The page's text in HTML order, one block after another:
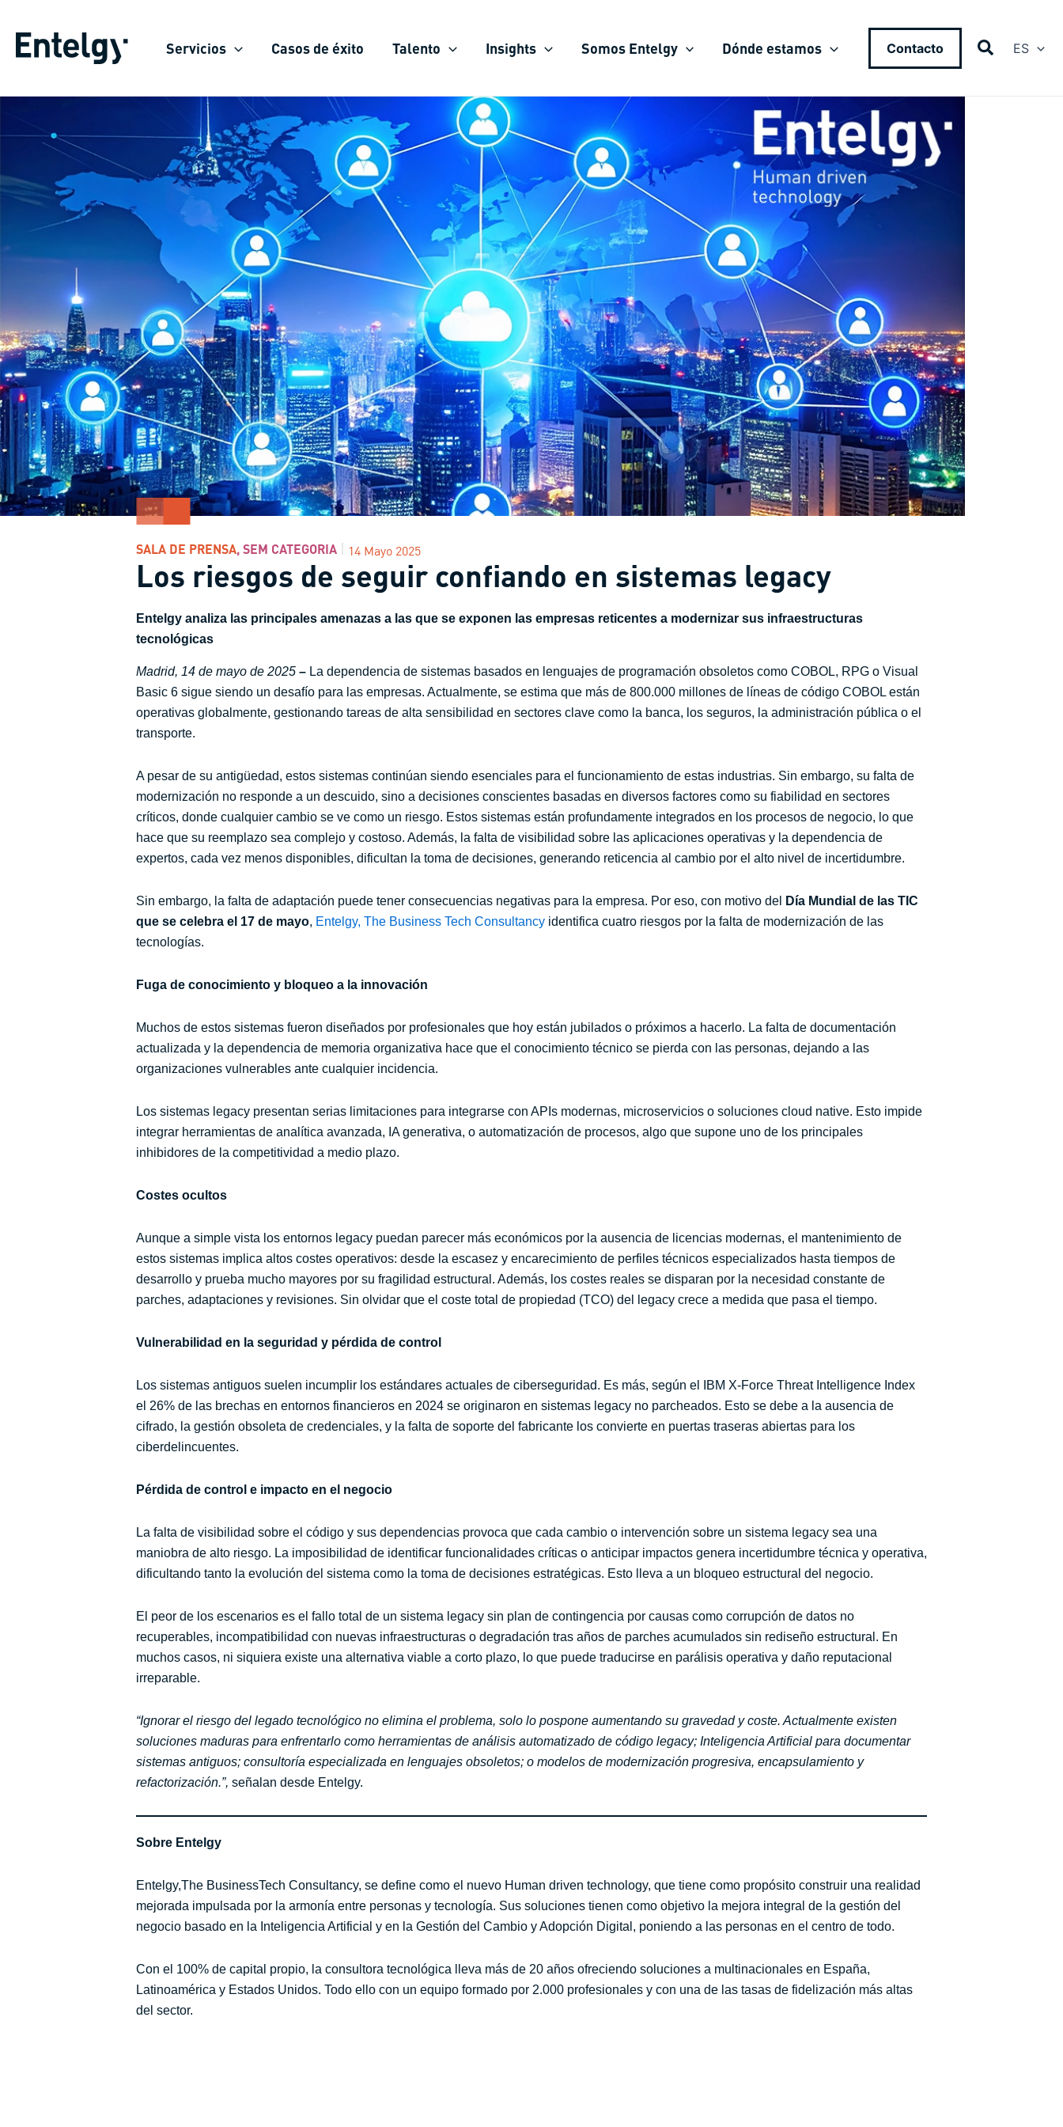
contenido
Servicios Casos de éxito Talento Insights Somos Entelgy Dónde estamos Contacto ES
SALA DE PRENSA, SEM CATEGORIA 14 Mayo 2025
Los riesgos de seguir confiando en sistemas legacy
Entelgy analiza las principales amenazas a las que se exponen las empresas reticentes a modernizar sus infraestructuras
tecnológicas
Madrid, 14 de mayo de 2025 – La dependencia de sistemas basados en lenguajes de programación obsoletos como COBOL, RPG o Visual
Basic 6 sigue siendo un desafío para las empresas. Actualmente, se estima que más de 800.000 millones de líneas de código COBOL están
operativas globalmente, gestionando tareas de alta sensibilidad en sectores clave como la banca, los seguros, la administración pública o el
transporte.
A pesar de su antigüedad, estos sistemas continúan siendo esenciales para el funcionamiento de estas industrias. Sin embargo, su falta de
modernización no responde a un descuido, sino a decisiones conscientes basadas en diversos factores como su fiabilidad en sectores
críticos, donde cualquier cambio se ve como un riesgo. Estos sistemas están profundamente integrados en los procesos de negocio, lo que
hace que su reemplazo sea complejo y costoso. Además, la falta de visibilidad sobre las aplicaciones operativas y la dependencia de
expertos, cada vez menos disponibles, dificultan la toma de decisiones, generando reticencia al cambio por el alto nivel de incertidumbre.
Sin embargo, la falta de adaptación puede tener consecuencias negativas para la empresa. Por eso, con motivo del
Día Mundial de las TIC
que se celebra el 17 de mayo, Entelgy, The Business Tech Consultancy identifica cuatro riesgos por la falta de modernización de las
tecnologías.
Fuga de conocimiento y bloqueo a la innovación
Muchos de estos sistemas fueron diseñados por profesionales que hoy están jubilados o próximos a hacerlo. La falta de documentación
actualizada y la dependencia de memoria organizativa hace que el conocimiento técnico se pierda con las personas, dejando a las
organizaciones vulnerables ante cualquier incidencia.
Los sistemas legacy presentan serias limitaciones para integrarse con APIs modernas, microservicios o soluciones cloud native. Esto impide
integrar herramientas de analítica avanzada, IA generativa, o automatización de procesos, algo que supone uno de los principales
inhibidores de la competitividad a medio plazo.
Costes ocultos
Aunque a simple vista los entornos legacy puedan parecer más económicos por la ausencia de licencias modernas, el mantenimiento de
estos sistemas implica altos costes operativos: desde la escasez y encarecimiento de perfiles técnicos especializados hasta tiempos de
desarrollo y prueba mucho mayores por su fragilidad estructural. Además, los costes reales se disparan por la necesidad constante de
parches, adaptaciones y revisiones. Sin olvidar que el coste total de propiedad (TCO) del legacy crece a medida que pasa el tiempo.
Vulnerabilidad en la seguridad y pérdida de control
Los sistemas antiguos suelen incumplir los estándares actuales de ciberseguridad. Es más, según el IBM X-Force Threat Intelligence Index
el 26% de las brechas en entornos financieros en 2024 se originaron en sistemas legacy no parcheados. Esto se debe a la ausencia de
cifrado, la gestión obsoleta de credenciales, y la falta de soporte del fabricante los convierte en puertas traseras abiertas para los
ciberdelincuentes.
Pérdida de control e impacto en el negocio
La falta de visibilidad sobre el código y sus dependencias provoca que cada cambio o intervención sobre un sistema legacy sea una
maniobra de alto riesgo. La imposibilidad de identificar funcionalidades críticas o anticipar impactos genera incertidumbre técnica y operativa,
dificultando tanto la evolución del sistema como la toma de decisiones estratégicas. Esto lleva a un bloqueo estructural del negocio.
El peor de los escenarios es el fallo total de un sistema legacy sin plan de contingencia por causas como corrupción de datos no
recuperables, incompatibilidad con nuevas infraestructuras o degradación tras años de parches acumulados sin rediseño estructural. En
muchos casos, ni siquiera existe una alternativa viable a corto plazo, lo que puede traducirse en parálisis operativa y daño reputacional
irreparable.
“Ignorar el riesgo del legado tecnológico no elimina el problema, solo lo pospone aumentando su gravedad y coste. Actualmente existen
soluciones maduras para enfrentarlo como herramientas de análisis automatizado de código legacy; Inteligencia Artificial para documentar
sistemas antiguos; consultoría especializada en lenguajes obsoletos; o modelos de modernización progresiva, encapsulamiento y
refactorización.”, señalan desde Entelgy.
Sobre Entelgy
Entelgy,The BusinessTech Consultancy, se define como el nuevo Human driven technology, que tiene como propósito construir una realidad
mejorada impulsada por la armonía entre personas y tecnología. Sus soluciones tienen como objetivo la mejora integral de la gestión del
negocio basado en la Inteligencia Artificial y en la Gestión del Cambio y Adopción Digital, poniendo a las personas en el centro de todo.
Con el 100% de capital propio, la consultora tecnológica lleva más de 20 años ofreciendo soluciones a multinacionales en España,
Latinoamérica y Estados Unidos. Todo ello con un equipo formado por 2.000 profesionales y con una de las tasas de fidelización más altas
del sector.